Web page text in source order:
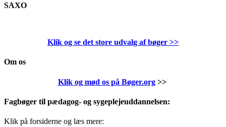
SAXO
Klik og se det store udvalg af bøger >>
Om os
Klik og mød os på Bøger.org>>
Fagbøger til pædagog- og sygeplejeuddannelsen:
Klik på forsiderne og læs mere: